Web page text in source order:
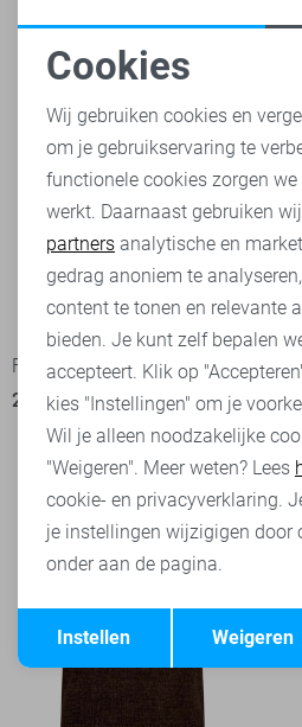
-50%
Freequent Jurk
24,95 49,95
Noodzakelijke cookies
Personalisatie cookies
Analytische cookies
Marketing cookies
Terug
Cookies
Wij gebruiken cookies en
om je gebruikservaring te
functionele cookies zorgen
werkt. Daarnaast gebruiken
partners analytische en
gedrag anoniem te
content te tonen en relevante
bieden. Je kunt zelf bepalen
accepteert. Klik op
kies "Instellingen" om je
Wil je alleen noodzakelijke
"Weigeren". Meer weten? Lees
cookie- en privacyverklaring.
je instellingen wijzigigen door
onder aan de pagina.
Weigeren
Instellen